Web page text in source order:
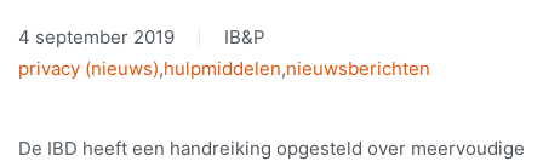
4 september 2019
IB&P
privacy (nieuws),hulpmiddelen,nieuwsberichten
De IBD heeft een handreiking opgesteld over meervoudige